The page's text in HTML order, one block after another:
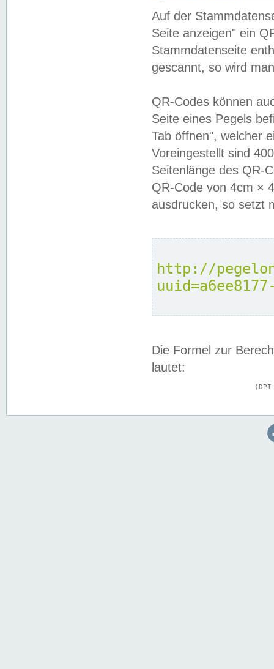
Auf der
Seite anzeigen" ein
Stammdatenseite
gescannt, so wird
QR-Codes können
Seite eines Pegels
Tab öffnen", welcher
Voreingestellt sind
Seitenlänge des QR-
QR-Code von 4cm ×
ausdrucken, so setzt
http://
Die Formel zur
lautet: